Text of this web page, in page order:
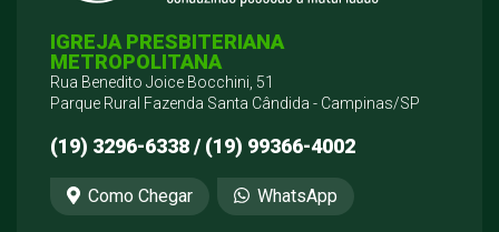
IGREJA PRESBITERIANA
METROPOLITANA
Rua Benedito Joice Bocchini, 51
Parque Rural Fazenda Santa Cândida - Campinas/SP
(19) 3296-6338 / (19) 99366-4002
Como Chegar WhatsApp